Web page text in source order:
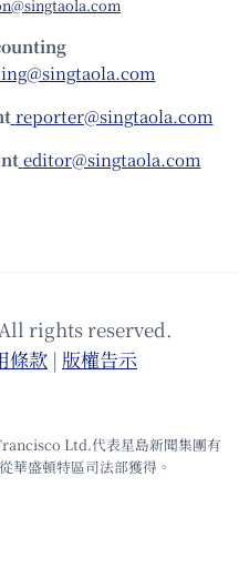
reporter@singtaola.com
editor@singtaola.com
rights reserved.
條款 | 版權告⽰
Ltd.代表星島新聞集團有
華盛頓特區司法部獲得。